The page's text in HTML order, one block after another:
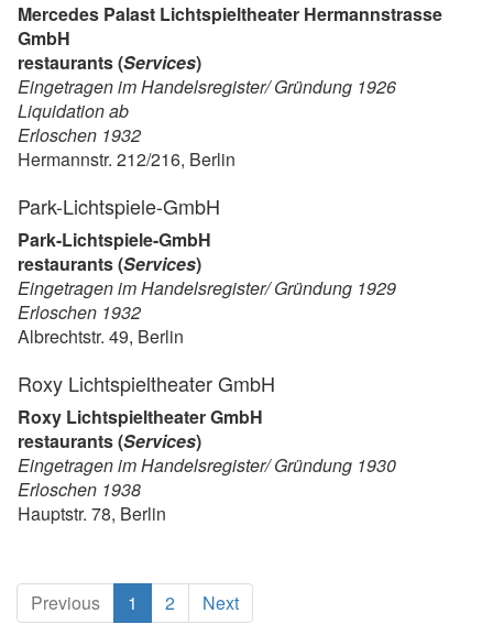
Mercedes Palast Lichtspieltheater Hermannstrasse
GmbH
restaurants (Services)
Eingetragen im Handelsregister/ Gründung 1926
Liquidation ab
Erloschen 1932
Hermannstr. 212/216, Berlin
Park-Lichtspiele-GmbH
Park-Lichtspiele-GmbH
restaurants (Services)
Eingetragen im Handelsregister/ Gründung 1929
Erloschen 1932
Albrechtstr. 49, Berlin
Roxy Lichtspieltheater GmbH
Roxy Lichtspieltheater GmbH
restaurants (Services)
Eingetragen im Handelsregister/ Gründung 1930
Erloschen 1938
Hauptstr. 78, Berlin
Previous 1 (current)
2 Next